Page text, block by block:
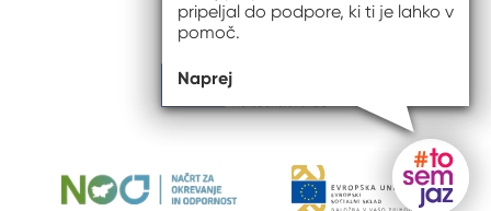
pripeljal do podpore, ki ti je lahko v
pomoč.
Naprej